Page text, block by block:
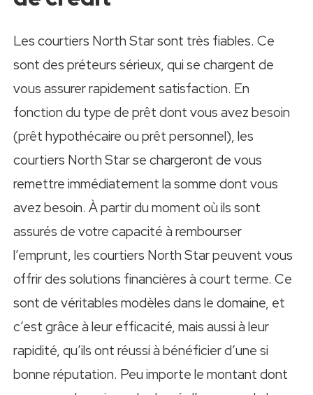
Les courtiers North Star sont très fiables. Ce
sont des préteurs sérieux, qui se chargent de
vous assurer rapidement satisfaction. En
fonction du type de prêt dont vous avez besoin
(prêt hypothécaire ou prêt personnel), les
courtiers North Star se chargeront de vous
remettre immédiatement la somme dont vous
avez besoin. À partir du moment où ils sont
assurés de votre capacité à rembourser
l’emprunt, les courtiers North Star peuvent vous
offrir des solutions financières à court terme. Ce
sont de véritables modèles dans le domaine, et
c’est grâce à leur efficacité, mais aussi à leur
rapidité, qu’ils ont réussi à bénéficier d’une si
bonne réputation. Peu importe le montant dont